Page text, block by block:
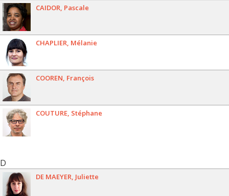
CAIDOR Pascale
CHAPLIER Mélanie
COOREN François
COUTURE Stéphane
D
DE MAEYER Juliette